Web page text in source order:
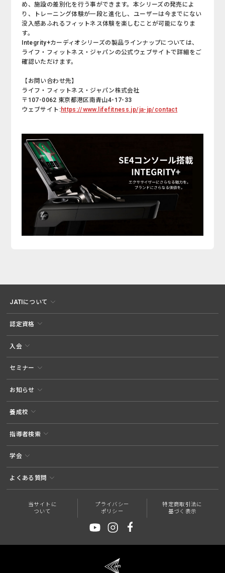
め、施設の差別化を行う事ができます。本シリーズの発売によ
り、トレーニング体験が一段と進化し、ユーザーは今までにない
没入感あふれるフィットネス体験を楽しむことが可能になりま
す。
Integrity+カーディオシリーズの製品ラインナップについては、
ライフ・フィットネス・ジャパンの公式ウェブサイトで詳細をご
確認いただけます。
【お問い合わせ先】
ライフ・フィットネス・ジャパン株式会社
〒107-0062 東京都港区南青山4-17-33
ウェブサイト:https://www.lifefitness.jp/ja-jp/contact
JATIについて
認定資格
入会
セミナー
お知らせ
養成校
指導者検索
学会
よくある質問
当サイトに
ついて
プライバシー
ポリシー
特定商取引法に
基づく表示